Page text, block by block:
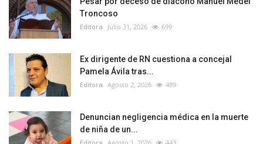
Troncoso
Editora Julio 31, 2026 699
Ex dirigente de RN cuestiona a concejal
Pamela Ávila tras...
Editora Agosto 2, 2026 489
Denuncian negligencia médica en la muerte
de niña de un...